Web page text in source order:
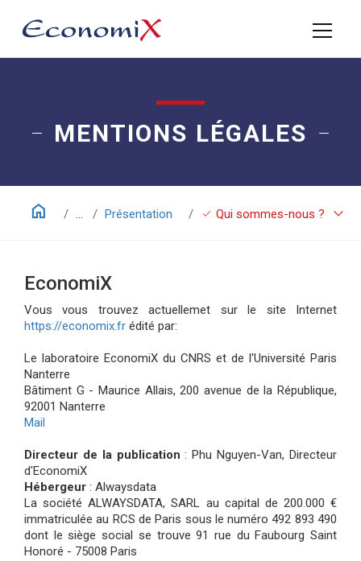
MENTIONS LÉGALES
home Présentation check Qui sommes-nous ? keyboard_arrow_down
EconomiX
Vous vous trouvez actuellemet sur le site Internet
https://economix.fr édité par:
Le laboratoire EconomiX du CNRS et de l'Université Paris
Nanterre
Bâtiment G - Maurice Allais, 200 avenue de la République,
92001 Nanterre
Mail
Directeur de la publication : Phu Nguyen-Van, Directeur
d'EconomiX
Hébergeur : Alwaysdata
La société ALWAYSDATA, SARL au capital de 200.000 €
immatriculée au RCS de Paris sous le numéro 492 893 490
dont le siège social se trouve 91 rue du Faubourg Saint
Honoré - 75008 Paris